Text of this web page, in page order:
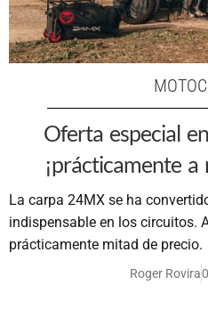
Oferta especial
¡prácticamente
La carpa 24MX se ha
indispensable en los circuitos.
prácticamente mitad de precio.
Roger Rovira